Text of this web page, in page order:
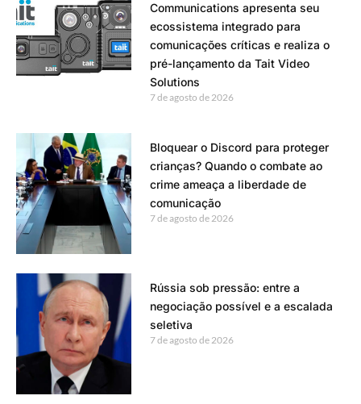
Communications apresenta seu
ecossistema integrado para
comunicações críticas e realiza o
pré-lançamento da Tait Video
Solutions
7 de agosto de 2026
Bloquear o Discord para proteger
crianças? Quando o combate ao
crime ameaça a liberdade de
comunicação
7 de agosto de 2026
Rússia sob pressão: entre a
negociação possível e a escalada
seletiva
7 de agosto de 2026